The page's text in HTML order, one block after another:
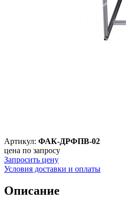
Артикул: ФАК-ДРФПВ-02
цена по запросу
Запросить цену
Условия доставки и оплаты
Описание